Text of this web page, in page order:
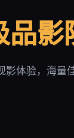
品影
影体验，海量